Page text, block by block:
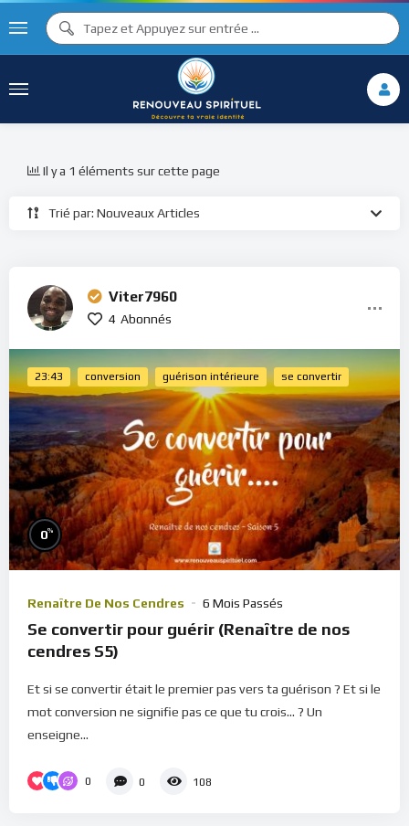
Trié par: Nouveaux Articles
Il y a 1 éléments sur cette page
Viter7960
4 Abonnés
23:43 conversion guérison intérieure se convertir
0%
Renaître De Nos Cendres 6 Mois Passés
Se convertir pour guérir (Renaître de nos
cendres S5)
Et si se convertir était le premier pas vers ta guérison ? Et si le
mot conversion ne signifie pas ce que tu crois... ? Un
enseigne...
0 0 108